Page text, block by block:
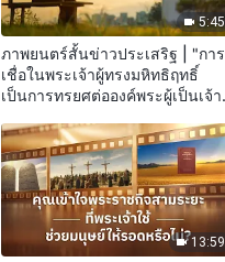
5:45
ภาพยนตร์สั้นข่าวประเสริฐ | "การ
เชื่อในพระเจ้าผู้ทรงมหิทธิฤทธิ์
เป็นการทรยศต่อองค์พระผู้เป็นเจ้า
13:59